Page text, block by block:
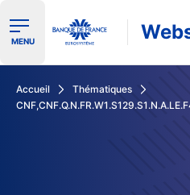
Ouvrir le menu de
MENU
Accueil
Thématiques